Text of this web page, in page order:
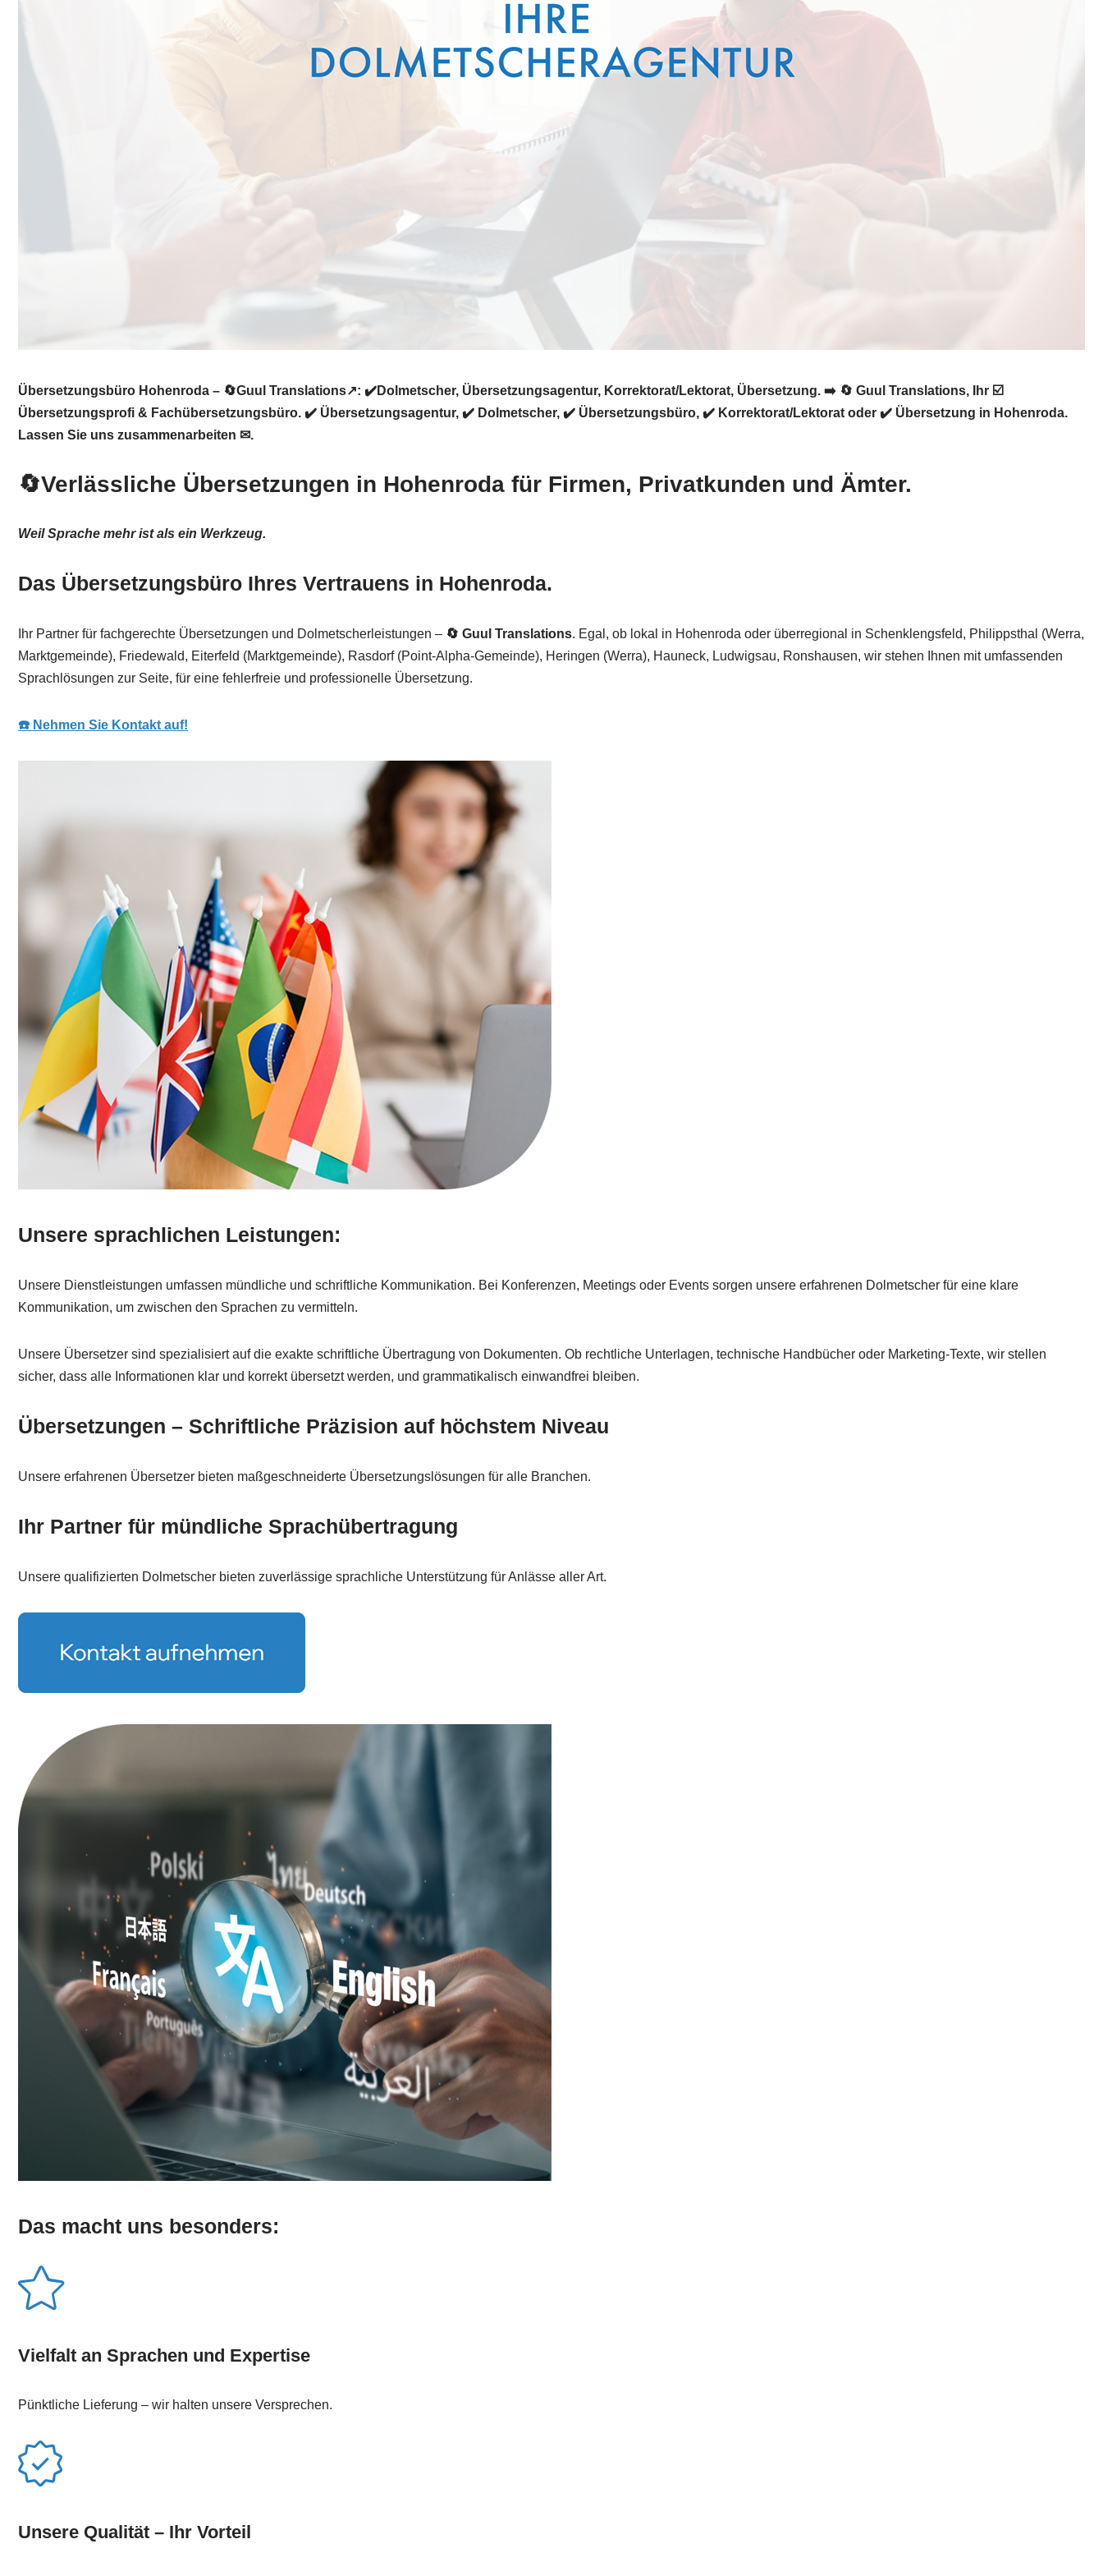
Übersetzungsbüro Hohenroda – 🔄Guul Translations↗️: ✔️Dolmetscher, Übersetzungsagentur, Korrektorat/Lektorat, Übersetzung. ➡️ 🔄 Guul Translations, Ihr ☑️
Übersetzungsprofi & Fachübersetzungsbüro. ✔️ Übersetzungsagentur, ✔️ Dolmetscher, ✔️ Übersetzungsbüro, ✔️ Korrektorat/Lektorat oder ✔️ Übersetzung in Hohenroda.
Lassen Sie uns zusammenarbeiten ✉.
🔄Verlässliche Übersetzungen in Hohenroda für Firmen, Privatkunden und Ämter.
Weil Sprache mehr ist als ein Werkzeug.
Das Übersetzungsbüro Ihres Vertrauens in Hohenroda.
Ihr Partner für fachgerechte Übersetzungen und Dolmetscherleistungen – 🔄 Guul Translations. Egal, ob lokal in Hohenroda oder überregional in Schenklengsfeld, Philippsthal (Werra,
Marktgemeinde), Friedewald, Eiterfeld (Marktgemeinde), Rasdorf (Point-Alpha-Gemeinde), Heringen (Werra), Hauneck, Ludwigsau, Ronshausen, wir stehen Ihnen mit umfassenden
Sprachlösungen zur Seite, für eine fehlerfreie und professionelle Übersetzung.
☎️ Nehmen Sie Kontakt auf!
Unsere sprachlichen Leistungen:
Unsere Dienstleistungen umfassen mündliche und schriftliche Kommunikation. Bei Konferenzen, Meetings oder Events sorgen unsere erfahrenen Dolmetscher für eine klare
Kommunikation, um zwischen den Sprachen zu vermitteln.
Unsere Übersetzer sind spezialisiert auf die exakte schriftliche Übertragung von Dokumenten. Ob rechtliche Unterlagen, technische Handbücher oder Marketing-Texte, wir stellen
sicher, dass alle Informationen klar und korrekt übersetzt werden, und grammatikalisch einwandfrei bleiben.
Übersetzungen – Schriftliche Präzision auf höchstem Niveau
Unsere erfahrenen Übersetzer bieten maßgeschneiderte Übersetzungslösungen für alle Branchen.
Ihr Partner für mündliche Sprachübertragung
Unsere qualifizierten Dolmetscher bieten zuverlässige sprachliche Unterstützung für Anlässe aller Art.
Das macht uns besonders:
Vielfalt an Sprachen und Expertise
Pünktliche Lieferung – wir halten unsere Versprechen.
Unsere Qualität – Ihr Vorteil